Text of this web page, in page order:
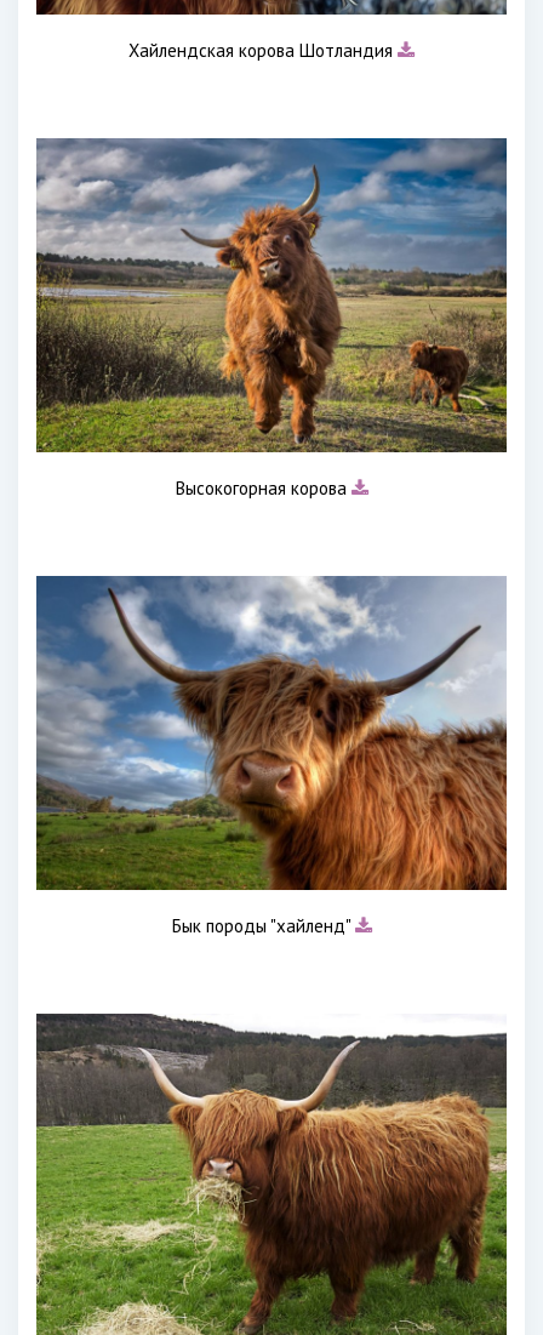
Хайлендская корова Шотландия
Высокогорная корова
Бык породы "хайленд"